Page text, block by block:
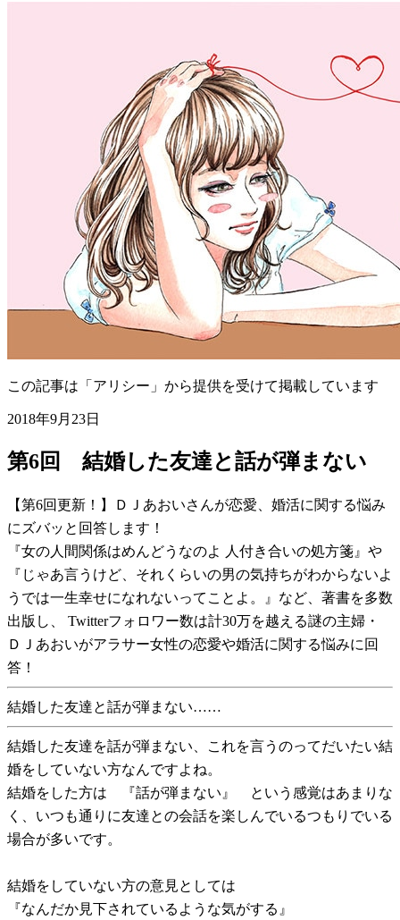
この記事は「アリシー」から提供を受けて掲載しています
2018年9月23日
第6回 結婚した友達と話が弾まない
【第6回更新！】ＤＪあおいさんが恋愛、婚活に関する悩み
にズバッと回答します！
『女の人間関係はめんどうなのよ 人付き合いの処方箋』や
『じゃあ言うけど、それくらいの男の気持ちがわからないよ
うでは一生幸せになれないってことよ。』など、著書を多数
出版し、 Twitterフォロワー数は計30万を越える謎の主婦・
ＤＪあおいがアラサー女性の恋愛や婚活に関する悩みに回
答！
結婚した友達と話が弾まない……
結婚した友達を話が弾まない、これを言うのってだいたい結
婚をしていない方なんですよね。
結婚をした方は 『話が弾まない』 という感覚はあまりな
く、いつも通りに友達との会話を楽しんでいるつもりでいる
場合が多いです。
結婚をしていない方の意見としては
『なんだか見下されているような気がする』